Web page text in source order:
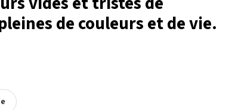
de couleurs et de vie.